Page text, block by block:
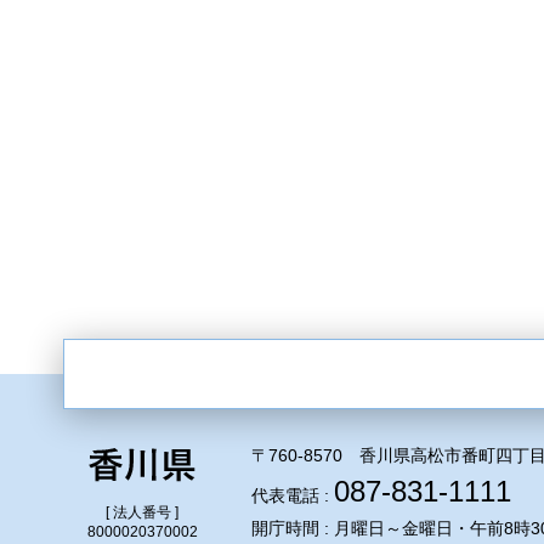
[ 法人番号 ]
8000020370002
〒760-8570 香川県高松市番町四丁
代表電話 : 087-831-1111
開庁時間 : 月曜日～金曜日・午前8時